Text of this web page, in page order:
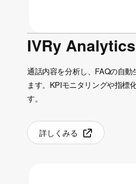
IVRy Analytics
通話内容を分析し、FAQの自
ます。 KPIモニタリングや指標
す。
詳しくみる